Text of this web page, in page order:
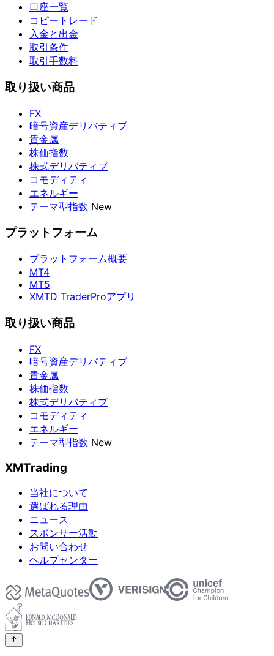
口座一覧
コピートレード
入金と出金
取引条件
取引手数料
取り扱い商品
FX
暗号資産デリバティブ
貴金属
株価指数
株式デリバティブ
コモディティ
エネルギー
テーマ型指数 New
プラットフォーム
プラットフォーム概要
MT4
MT5
XMTD TraderProアプリ
取り扱い商品
FX
暗号資産デリバティブ
貴金属
株価指数
株式デリバティブ
コモディティ
エネルギー
テーマ型指数 New
XMTrading
当社について
選ばれる理由
ニュース
スポンサー活動
お問い合わせ
ヘルプセンター